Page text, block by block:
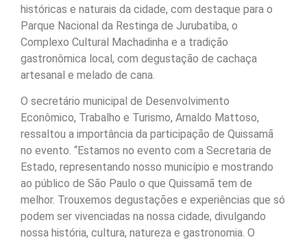
históricas e naturais da cidade, com destaque para o
Parque Nacional da Restinga de Jurubatiba, o
Complexo Cultural Machadinha e a tradição
gastronômica local, com degustação de cachaça
artesanal e melado de cana.
O secretário municipal de Desenvolvimento
Econômico, Trabalho e Turismo, Arnaldo Mattoso,
ressaltou a importância da participação de Quissamã
no evento. “Estamos no evento com a Secretaria de
Estado, representando nosso município e mostrando
ao público de São Paulo o que Quissamã tem de
melhor. Trouxemos degustações e experiências que só
podem ser vivenciadas na nossa cidade, divulgando
nossa história, cultura, natureza e gastronomia. O